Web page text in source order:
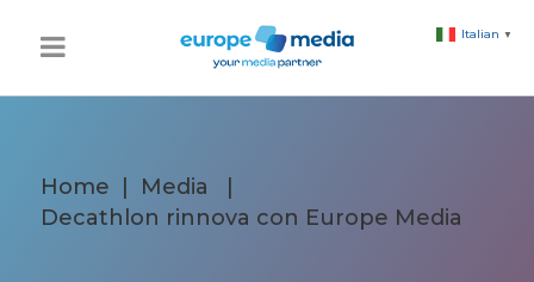
Home Media
Decathlon rinnova con Europe Media
Italian ▼